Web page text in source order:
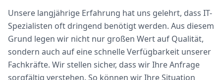
Unsere langjährige Erfahrung hat uns gelehrt, dass IT-
Spezialisten oft dringend benötigt werden. Aus diesem
Grund legen wir nicht nur großen Wert auf Qualität,
sondern auch auf eine schnelle Verfügbarkeit unserer
Fachkräfte. Wir stellen sicher, dass wir Ihre Anfrage
sorgfältig verstehen. So können wir Ihre Situation